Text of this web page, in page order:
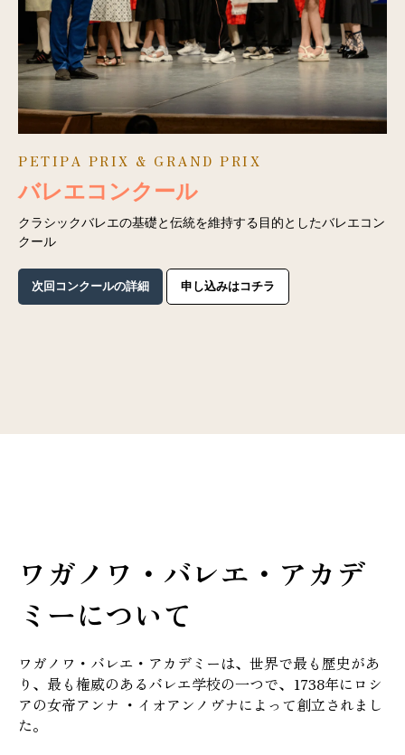
PETIPA PRIX & GRAND PRIX
バレエコンクール
クラシックバレエの基礎と伝統を維持する目的としたバレエコン
クール
次回コンクールの詳細 申し込みはコチラ
ワガノワ・バレエ・アカデ
ミーについて
ワガノワ・バレエ・アカデミーは、世界で最も歴史があ
り、最も権威のあるバレエ学校の一つで、1738年にロシ
アの女帝アンナ ・イオアンノヴナによって創立されまし
た。